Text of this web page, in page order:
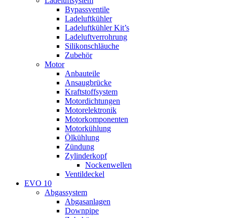
Bypassventile
Ladeluftkühler
Ladeluftkühler Kit’s
Ladeluftverrohrung
Silikonschläuche
Zubehör
Motor
Anbauteile
Ansaugbrücke
Kraftstoffsystem
Motordichtungen
Motorelektronik
Motorkomponenten
Motorkühlung
Ölkühlung
Zündung
Zylinderkopf
Nockenwellen
Ventildeckel
EVO 10
Abgassystem
Abgasanlagen
Downpipe